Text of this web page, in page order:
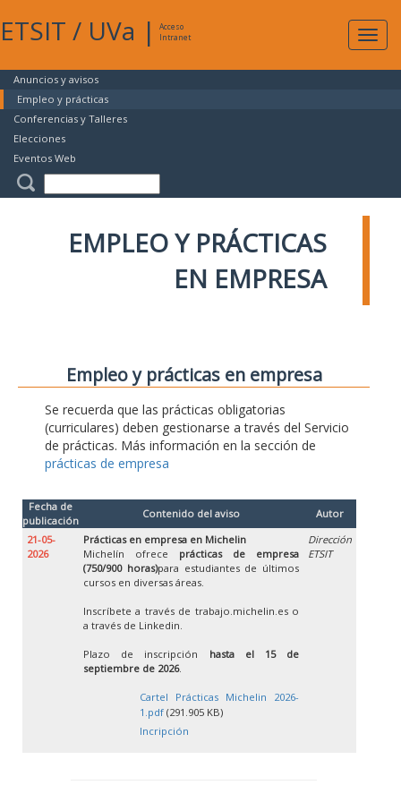
ETSIT / UVa |
Acceso
Intranet
Anuncios y avisos
Empleo y prácticas
Conferencias y Talleres
Elecciones
Eventos Web
EMPLEO Y PRÁCTICAS
EN EMPRESA
Empleo y prácticas en empresa
Se recuerda que las prácticas obligatorias
(curriculares) deben gestionarse a través del Servicio
de prácticas. Más información en la sección de
prácticas de empresa
Fecha de
publicación
Contenido del aviso
Autor
21-05-
2026
Prácticas en empresa en Michelin
Michelín ofrece prácticas de empresa
(750/900 horas)para estudiantes de últimos
cursos en diversas áreas.
Inscríbete a través de trabajo.michelin.es o
a través de Linkedin.
Plazo de inscripción hasta el 15 de
septiembre de 2026.
Cartel Prácticas Michelin 2026-
1.pdf (291.905 KB)
Incripción
Dirección
ETSIT